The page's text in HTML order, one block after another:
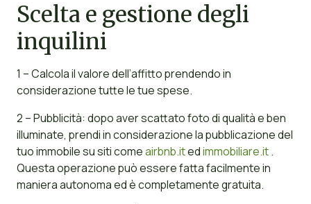
Scelta e gestione degli
inquilini
1 – Calcola il valore dell’affitto prendendo in
considerazione tutte le tue spese.
2 – Pubblicità: dopo aver scattato foto di qualità e ben
illuminate, prendi in considerazione la pubblicazione del
tuo immobile su siti comeairbnb.itedimmobiliare.it.
Questa operazione può essere fatta facilmente in
maniera autonoma ed è completamente gratuita.